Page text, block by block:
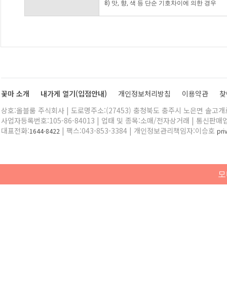
8) 맛, 향, 색 등 단순 기호차이에 의한 경우
꽃마 소개 내가게 열기(입점안내) 개인정보처리방침 이용약관
상호:올블룸 주식회사 | 도로명주소:(27453) 충청북도 충주시 노은면 솔고
사업자등록번호:105-86-84013 | 업태 및 종목:소매/전자상거래 | 통신판매
대표전화:1644-8422 | 팩스:043-853-3384 | 개인정보관리책임자:이승호